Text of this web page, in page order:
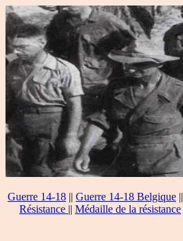
Guerre 14-18 || Guerre 14-18 Belgique ||
Résistance || Médaille de la résistance